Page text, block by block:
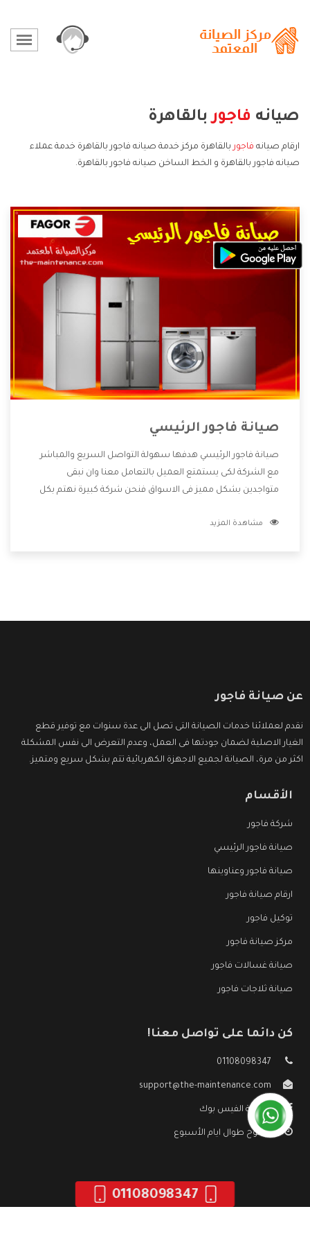
صيانه فاجوربالقاهرة
ارقام صيانه فاجور بالقاهرة مركز خدمة صيانه فاجور بالقاهرة خدمة عملاء
صيانه فاجور بالقاهرة و الخط الساخن صيانه فاجور بالقاهرة.
صيانة فاجور الرئيسي
صيانة فاجور الرئيسي هدفها سهولة التواصل السريع والمباشر
مع الشركة لكى يستمتع العميل بالتعامل معنا وان نبقى
متواجدين بشكل مميز فى الاسواق فنحن شركة كبيرة نهتم بكل
الشركة بها والتى تكون منها خدمة الصيانة التى تكون من أهم
مشاهدة المزيد
عن صيانة فاجور
نقدم لعملائنا خدمات الصيانة التى تصل الى عدة سنوات مع توفير قطع
الغيار الاصلية لضمان جودتها فى العمل، وعدم التعرض الى نفس المشكلة
اكثر من مرة، الصيانة لجميع الاجهزة الكهربائية تتم بشكل سريع ومتميز.
الأقسام
شركة فاجور
صيانة فاجور الرئيسي
صيانة فاجور وعناوينها
ارقام صيانة فاجور
توكيل فاجور
مركز صيانة فاجور
صيانة غسالات فاجور
صيانة ثلاجات فاجور
كن دائما على تواصل معنا!
01108098347
support@the-maintenance.com
صفحة الفيس بوك
مفتوح طوال ايام الأسبوع
01108098347